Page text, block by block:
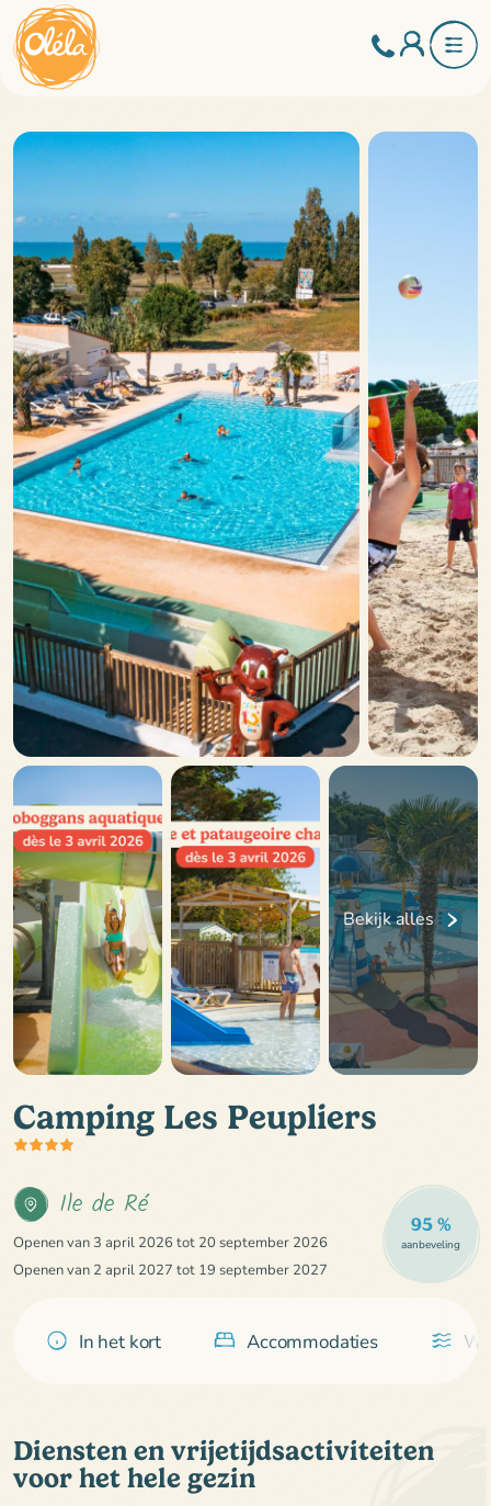
Bekijk alles
Camping Les Peupliers
Ile de Ré
Openen van 3 april 2026 tot 20 september 2026
Openen van 2 april 2027 tot 19 september 2027
95 %
aanbeveling
In het kort Accommodaties
Diensten en vrijetijdsactiviteiten
voor het hele gezin